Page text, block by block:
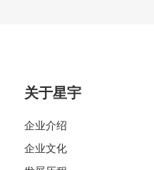
关于星宇
企业介绍
企业文化